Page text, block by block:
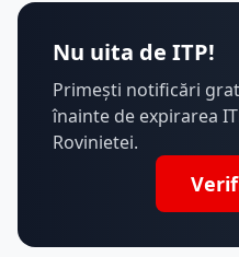
Nu uita de ITP!
Primești notificări
înainte de expirarea
Rovinietei.